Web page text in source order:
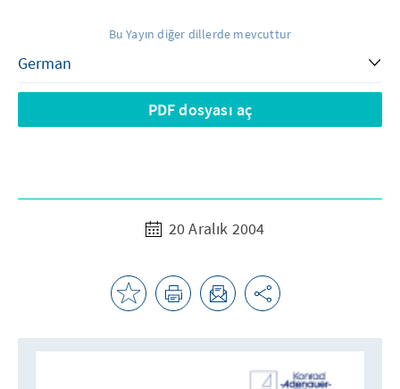
Bu Yayın diğer dillerde mevcuttur
PDF dosyası aç
20 Aralık 2004